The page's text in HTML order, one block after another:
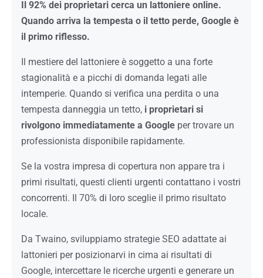
Il 92% dei proprietari cerca un lattoniere online.
Quando arriva la tempesta o il tetto perde, Google è
il primo riflesso.
Il mestiere del lattoniere è soggetto a una forte
stagionalità e a picchi di domanda legati alle
intemperie. Quando si verifica una perdita o una
tempesta danneggia un tetto, i proprietari si
rivolgono immediatamente a Google per trovare un
professionista disponibile rapidamente.
Se la vostra impresa di copertura non appare tra i
primi risultati, questi clienti urgenti contattano i vostri
concorrenti. Il 70% di loro sceglie il primo risultato
locale.
Da Twaino, sviluppiamo strategie SEO adattate ai
lattonieri per posizionarvi in cima ai risultati di
Google, intercettare le ricerche urgenti e generare un